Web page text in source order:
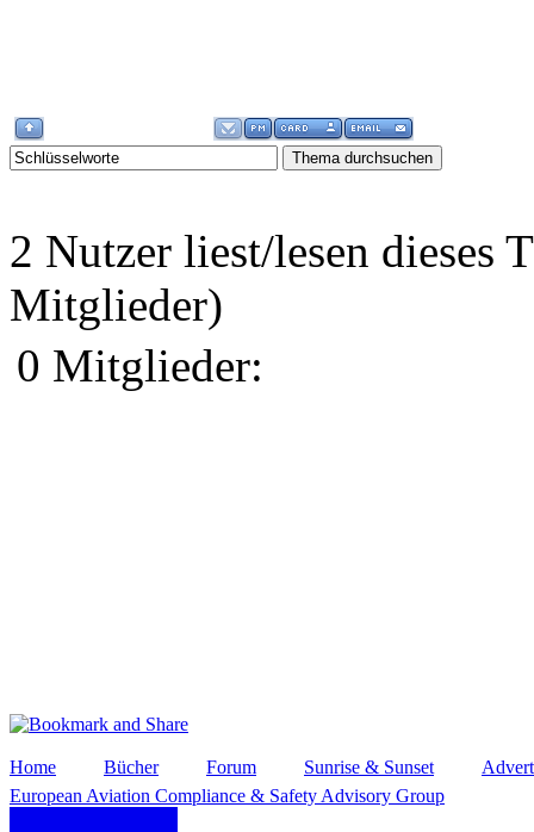
2 Nutzer liest/lesen dieses
Mitglieder)
0 Mitglieder:
Home Bücher Forum Sunrise & Sunset
European Aviation Compliance & Safety Advisory Group